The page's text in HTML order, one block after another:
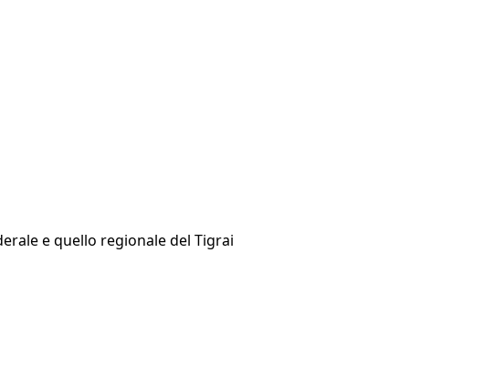
e quello regionale del Tigrai